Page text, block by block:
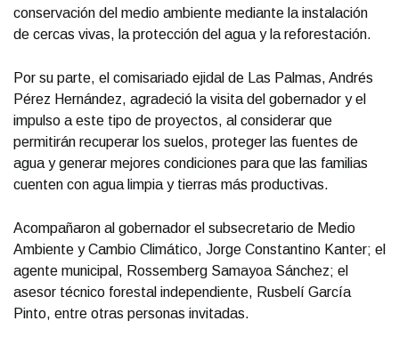
conservación del medio ambiente mediante la instalación
de cercas vivas, la protección del agua y la reforestación.
Por su parte, el comisariado ejidal de Las Palmas, Andrés
Pérez Hernández, agradeció la visita del gobernador y el
impulso a este tipo de proyectos, al considerar que
permitirán recuperar los suelos, proteger las fuentes de
agua y generar mejores condiciones para que las familias
cuenten con agua limpia y tierras más productivas.
Acompañaron al gobernador el subsecretario de Medio
Ambiente y Cambio Climático, Jorge Constantino Kanter; el
agente municipal, Rossemberg Samayoa Sánchez; el
asesor técnico forestal independiente, Rusbelí García
Pinto, entre otras personas invitadas.